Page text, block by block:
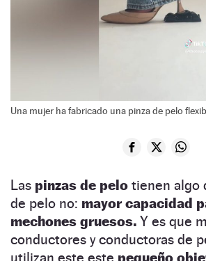
Una mujer ha fabricado una pinza de pelo
Las pinzas de pelo tienen algo
de pelo no: mayor capacidad
mechones gruesos. Y es que
conductores y conductoras de
utilizan este este pequeño